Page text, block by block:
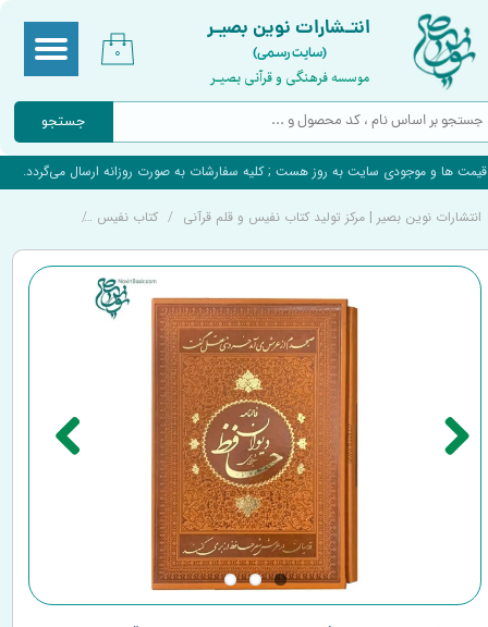
جستجو
۰
انتـشارات نوین بصیـر
موسسه فرهنگی و قرآنی بصیـر
(سایت رسمی)
قیمت ها و موجودی سایت به روز هست ; کلیه سفارشات به صورت روزانه ارسال می‌گردد.
انتشارات نوین بصیر | مرکز تولید کتاب نفیس و قلم قرآنی کتاب نفیس